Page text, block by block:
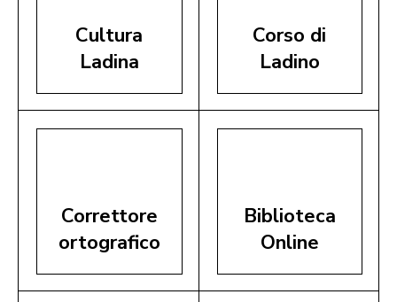
Cultura
Ladina
Corso di
Ladino
Correttore
ortografico
Biblioteca
Online